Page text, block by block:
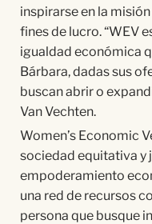
inspirarse en la
fines de lucro. “WEV
igualdad económica
Bárbara, dadas sus
buscan abrir o
Van Vechten.
Women’s Economic
sociedad equitativa y
empoderamiento
una red de recursos
persona que busque